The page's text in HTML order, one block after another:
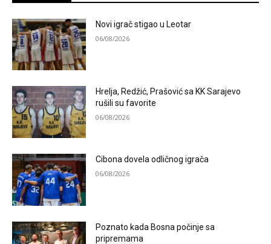
Novi igrač stigao u Leotar
06/08/2026
Hrelja, Redžić, Prašović sa KK Sarajevo
rušili su favorite
06/08/2026
Cibona dovela odličnog igrača
06/08/2026
Poznato kada Bosna počinje sa
pripremama